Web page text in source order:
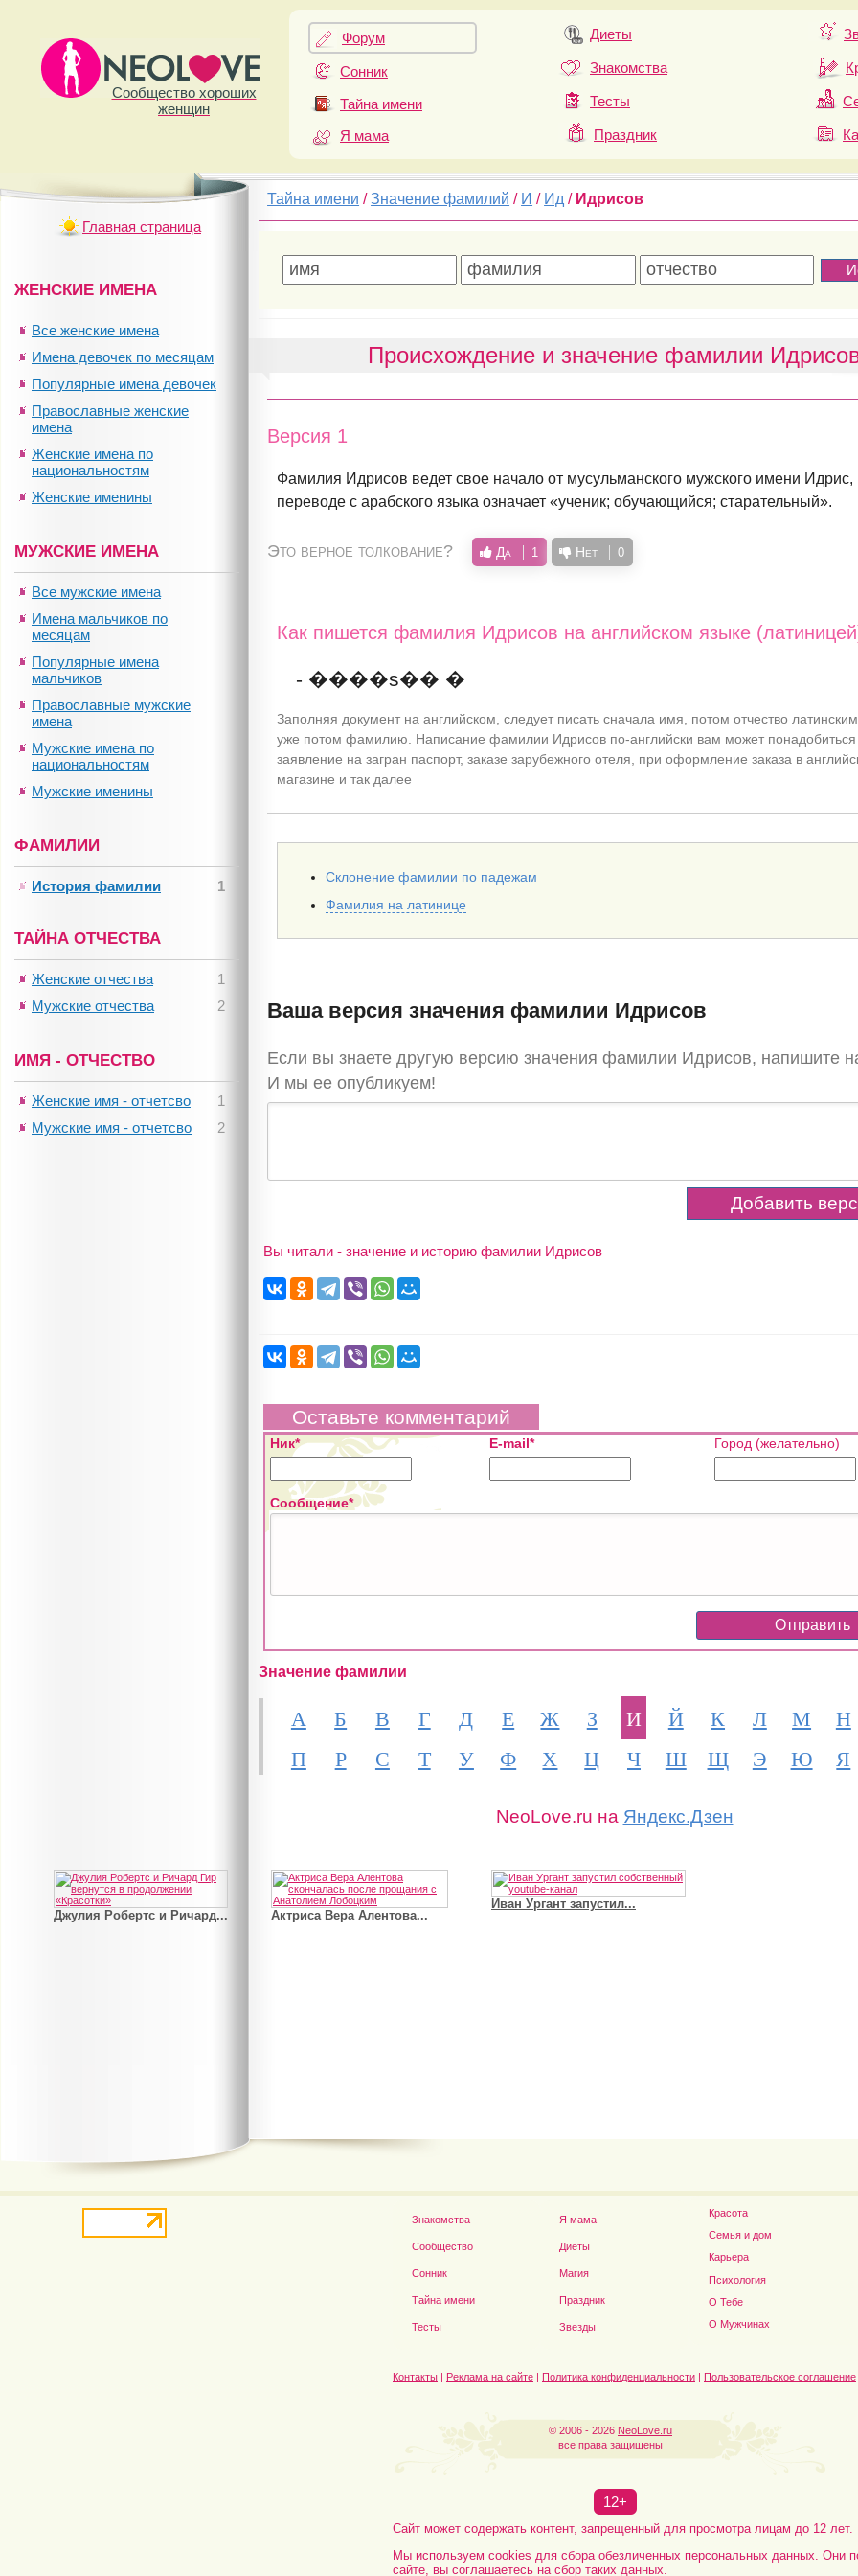
Сообщество хороших
женщин
Форум
Сонник
Тайна имени
Я мама
Диеты
Знакомства
Тесты
Праздник
Тайна имени /Значение фамилий / И / Ид / Идрисов
Происхождение и значение фамилии
Версия 1
Фамилия Идрисов ведет свое начало от мусульманского мужского имени Идрис,
переводе с арабского языка означает «ученик; обучающийся; старательный».
Это верное толкование? Да 1 Нет 0
Как пишется фамилия Идрисов на английском языке
- ����s�� �
Заполняя документ на английском, следует писать сначала имя, потом отчество
уже потом фамилию. Написание фамилии Идрисов по-английски вам может
заявление на загран паспорт, заказе зарубежного отеля, при оформление заказа в
магазине и так далее
Склонение фамилии по падежам
Фамилия на латинице
Ваша версия значения фамилии Идрисов
Если вы знаете другую версию значения фамилии Идрисов, напишите
И мы ее опубликуем!
Вы читали - значение и историю фамилии Идрисов
Оставьте комментарий
Ник* E-mail* Город (желательно)
Сообщение*
Значение фамилии
А Б В Г Д Е Ж З И Й К Л М
Н
П
Р С Т У Ф Х Ц Ч Ш Щ Э Ю Я
NeoLove.ru на Яндекс.Дзен
Главная страница
ЖЕНСКИЕ ИМЕНА
Все женские имена
Имена девочек по месяцам
Популярные имена девочек
Православные женские
имена
Женские имена по
национальностям
Женские именины
МУЖСКИЕ ИМЕНА
Все мужские имена
Имена мальчиков по
месяцам
Популярные имена
мальчиков
Православные мужские
имена
Мужские имена по
национальностям
Мужские именины
ФАМИЛИИ
1
История фамилии
ТАЙНА ОТЧЕСТВА
1
Женские отчества
2
Мужские отчества
ИМЯ - ОТЧЕСТВО
1
Женские имя - отчетсво
2
Мужские имя - отчетсво
Джулия Робертс и Ричард... Актриса Вера Алентова...
Иван Ургант запустил...
Дэниел Рэдклифф...
Знакомства
Сообщество
Сонник
Тайна имени
Тесты
Я мама
Диеты
Магия
Праздник
Звезды
Красота
Семья и дом
Карьера
Психология
О Тебе
О Мужчинах
Контакты | Реклама на сайте | Политика конфиденциальности | Пользовательское соглашение
© 2006 - 2026 NeoLove.ru
все права защищены
12+
Сайт может содержать контент, запрещенный для просмотра лицам до 12 лет.
Мы используем cookies для сбора обезличенных персональных данных. Они
сайте, вы соглашаетесь на сбор таких данных.